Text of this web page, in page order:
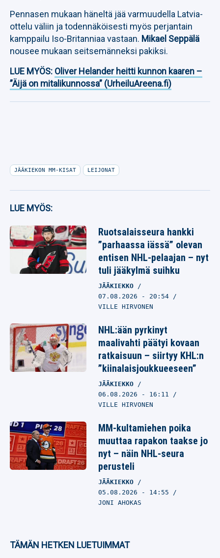
Pennasen mukaan häneltä jää varmuudella Latvia-
ottelu väliin ja todennäköisesti myös perjantain
kamppailu Iso-Britanniaa vastaan. Mikael Seppälä
nousee mukaan seitsemänneksi pakiksi.
LUE MYÖS: Oliver Helander heitti kunnon kaaren –
”Äijä on mitalikunnossa” (UrheiluAreena.fi)
JÄÄKIEKON MM-KISAT LEIJONAT
LUE MYÖS:
Ruotsalaisseura hankki
”parhaassa iässä” olevan
entisen NHL-pelaajan – nyt
tuli jääkylmä suihku
JÄÄKIEKKO
07.08.2026 - 20:54
VILLE HIRVONEN
NHL:ään pyrkinyt
maalivahti päätyi kovaan
ratkaisuun – siirtyy KHL:n
”kiinalaisjoukkueeseen”
JÄÄKIEKKO
06.08.2026 - 16:11
VILLE HIRVONEN
MM-kultamiehen poika
muuttaa rapakon taakse jo
nyt – näin NHL-seura
perusteli
JÄÄKIEKKO
05.08.2026 - 14:55
JONI AHOKAS
TÄMÄN HETKEN LUETUIMMAT